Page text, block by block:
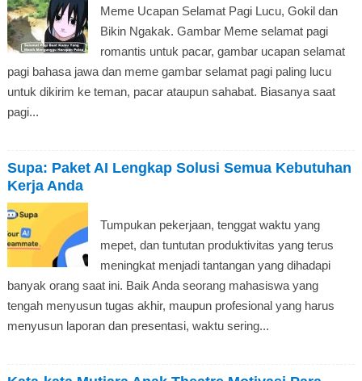
Meme Ucapan Selamat Pagi Lucu, Gokil dan
Bikin Ngakak. Gambar Meme selamat pagi
romantis untuk pacar, gambar ucapan selamat
pagi bahasa jawa dan meme gambar selamat pagi paling lucu
untuk dikirim ke teman, pacar ataupun sahabat. Biasanya saat
pagi...
Supa: Paket AI Lengkap Solusi Semua Kebutuhan
Kerja Anda
Tumpukan pekerjaan, tenggat waktu yang
mepet, dan tuntutan produktivitas yang terus
meningkat menjadi tantangan yang dihadapi
banyak orang saat ini. Baik Anda seorang mahasiswa yang
tengah menyusun tugas akhir, maupun profesional yang harus
menyusun laporan dan presentasi, waktu sering...